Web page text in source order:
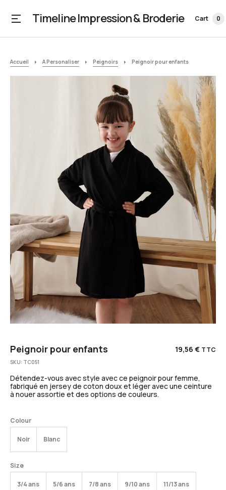
Timeline Impression & Broderie Cart 0
Accueil A Personaliser Peignoirs Peignoir pour enfants
Peignoir pour enfants 19,56 € TTC
SKU: TC051
Détendez-vous avec style avec ce peignoir pour femme,
fabriqué en jersey de coton doux et léger avec une ceinture
à nouer assortie et des options de couleurs.
Colour
Noir Blanc
Size
3/4 ans 5/6 ans 7/8 ans 9/10 ans 11/13 ans